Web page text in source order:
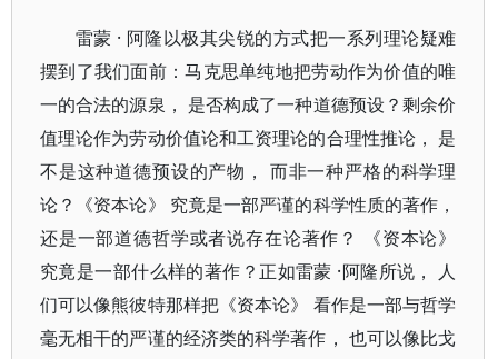
雷蒙 · 阿隆以极其尖锐的方式把一系列理论疑难
摆到了我们面前：马克思单纯地把劳动作为价值的唯
一的合法的源泉， 是否构成了一种道德预设？剩余价
值理论作为劳动价值论和工资理论的合理性推论， 是
不是这种道德预设的产物， 而非一种严格的科学理
论？《资本论》 究竟是一部严谨的科学性质的著作，
还是一部道德哲学或者说存在论著作？ 《资本论》
究竟是一部什么样的著作？正如雷蒙 ·阿隆所说， 人
们可以像熊彼特那样把《资本论》 看作是一部与哲学
毫无相干的严谨的经济类的科学著作， 也可以像比戈